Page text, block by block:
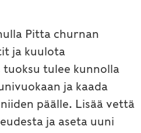
Pitta churnan
ja kuulota
tuoksu tulee kunnolla
ja kaada
päälle. Lisää vettä
ja aseta uuni